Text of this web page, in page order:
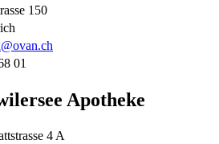
150
01
Apotheke
4 A